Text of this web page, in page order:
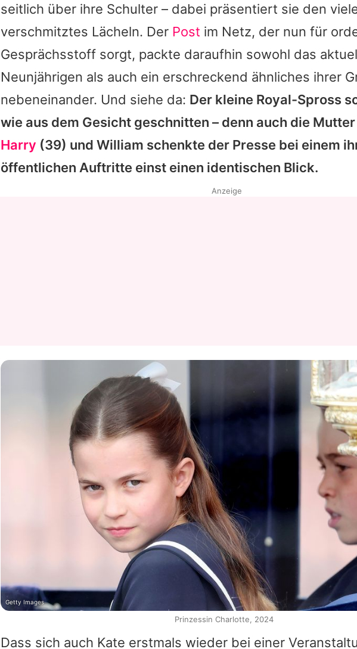
seitlich über ihre Schulter – dabei präsentiert sie den
verschmitztes Lächeln. Der Post im Netz, der nun für
Gesprächsstoff sorgt, packte daraufhin sowohl das
Neunjährigen als auch ein erschreckend ähnliches ihrer
nebeneinander. Und siehe da: Der kleine Royal-Spross
wie aus dem Gesicht geschnitten – denn auch die
Harry (39) und William schenkte der Presse bei einem
öffentlichen Auftritte einst einen identischen Blick.
Dass sich auch Kate erstmals wieder bei einer
Anzeige
Getty Images
Prinzessin Charlotte, 2024